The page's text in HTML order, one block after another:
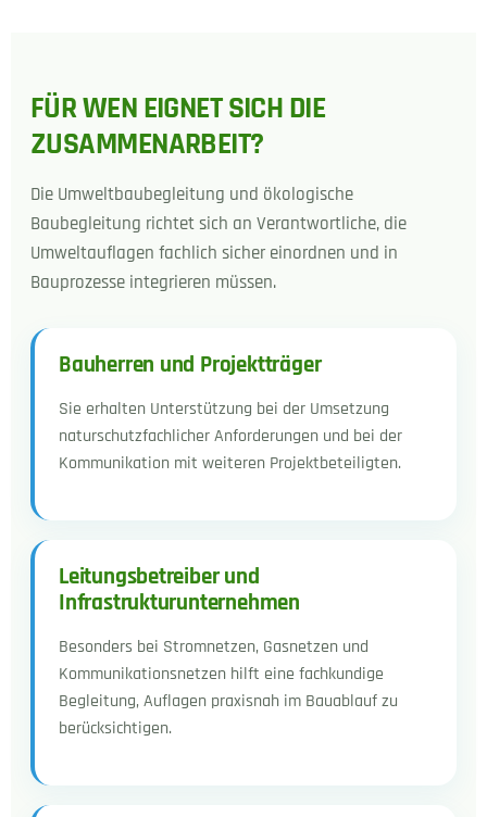
FÜR WEN EIGNET SICH DIE
ZUSAMMENARBEIT?
Die Umweltbaubegleitung und ökologische
Baubegleitung richtet sich an Verantwortliche, die
Umweltauflagen fachlich sicher einordnen und in
Bauprozesse integrieren müssen.
Bauherren und Projektträger
Sie erhalten Unterstützung bei der Umsetzung
naturschutzfachlicher Anforderungen und bei der
Kommunikation mit weiteren Projektbeteiligten.
Leitungsbetreiber und
Infrastrukturunternehmen
Besonders bei Stromnetzen, Gasnetzen und
Kommunikationsnetzen hilft eine fachkundige
Begleitung, Auflagen praxisnah im Bauablauf zu
berücksichtigen.